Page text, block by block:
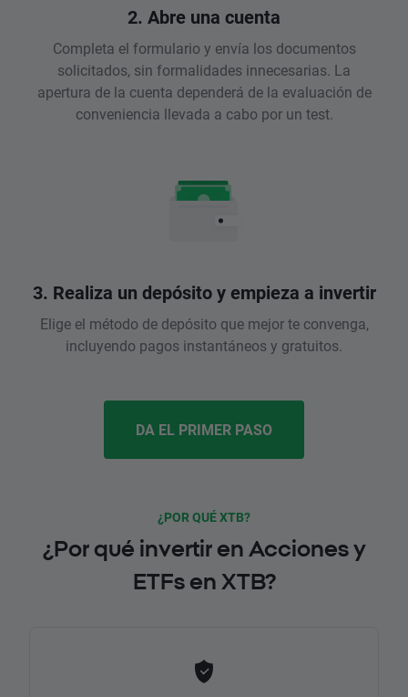
2. Abre una cuenta
Completa el formulario y envía los documentos
solicitados, sin formalidades innecesarias. La
apertura de la cuenta dependerá de la evaluación de
conveniencia llevada a cabo por un test.
3. Realiza un depósito y empieza a invertir
Elige el método de depósito que mejor te convenga,
incluyendo pagos instantáneos y gratuitos.
DA EL PRIMER PASO
¿POR QUÉ XTB?
¿Por qué invertir en Acciones y
ETFs en XTB?